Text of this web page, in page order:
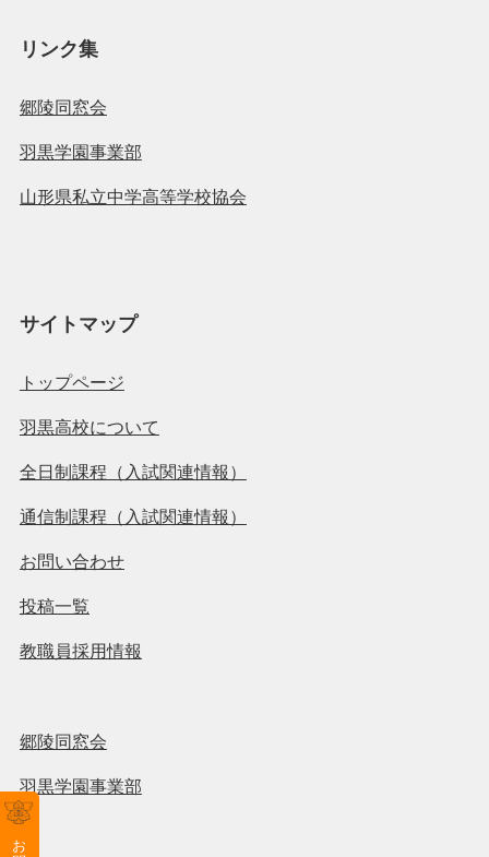
お
リンク集
郷陵同窓会
羽黒学園事業部
山形県私立中学高等学校協会
サイトマップ
トップページ
羽黒高校について
全日制課程（入試関連情報）
通信制課程（入試関連情報）
お問い合わせ
投稿一覧
教職員採用情報
郷陵同窓会
羽黒学園事業部